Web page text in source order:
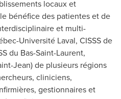
locaux et
bénéfice des patientes et de
et multi-
Université Laval, CISSS de
du Bas-Saint-Laurent,
Jean) de plusieurs régions
cliniciens,
gestionnaires et